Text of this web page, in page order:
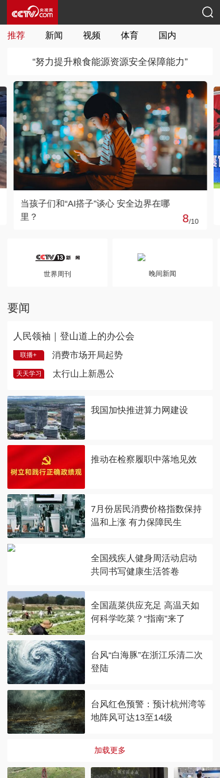
推荐 新闻 视频 体育 国内
“努力提升粮食能源资源安全保障能力”
【中超】莱昂纳多双响 上海海港3-2逆
转重庆铜梁龙
9/10
世界周刊 晚间新闻
要闻
人民领袖｜登山道上的办公会
联播+ 消费市场开局起势
天天学习 太行山上新愚公
我国加快推进算力网建设
推动在检察履职中落地见效
7月份居民消费价格指数保持
温和上涨 有力保障民生
全国残疾人健身周活动启动
共同书写健康生活答卷
全国蔬菜供应充足 高温天如
何科学吃菜？“指南”来了
台风“白海豚”在浙江乐清二次
登陆
台风红色预警：预计杭州湾等
地阵风可达13至14级
加载更多